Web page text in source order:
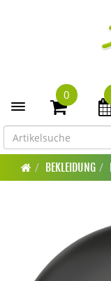
Toggle navigation
0
BEKLEIDUNG